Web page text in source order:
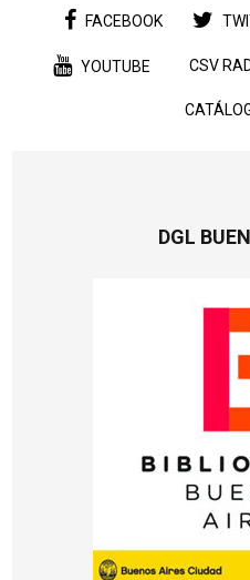
FACEBOOK
YOUTUBE CSV
DGL